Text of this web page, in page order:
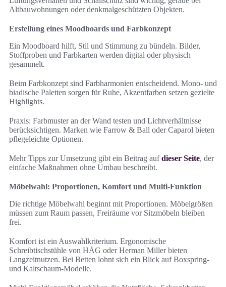
Altbauwohnungen oder denkmalgeschützten Objekten.
Erstellung eines Moodboards und Farbkonzept
Ein Moodboard hilft, Stil und Stimmung zu bündeln. Bilder,
Stoffproben und Farbkarten werden digital oder physisch
gesammelt.
Beim Farbkonzept sind Farbharmonien entscheidend. Mono- und
biadische Paletten sorgen für Ruhe, Akzentfarben setzen gezielte
Highlights.
Praxis: Farbmuster an der Wand testen und Lichtverhältnisse
berücksichtigen. Marken wie Farrow & Ball oder Caparol bieten
pflegeleichte Optionen.
Mehr Tipps zur Umsetzung gibt ein Beitrag aufdieser Seite, der
einfache Maßnahmen ohne Umbau beschreibt.
Möbelwahl: Proportionen, Komfort und Multi-Funktion
Die richtige Möbelwahl beginnt mit Proportionen. Möbelgrößen
müssen zum Raum passen, Freiräume vor Sitzmöbeln bleiben
frei.
Komfort ist ein Auswahlkriterium. Ergonomische
Schreibtischstühle von HÅG oder Herman Miller bieten
Langzeitnutzen. Bei Betten lohnt sich ein Blick auf Boxspring-
und Kaltschaum-Modelle.